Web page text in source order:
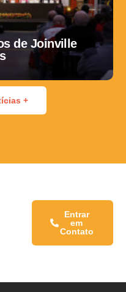
de Joinville
+
Entrar
em
Contato